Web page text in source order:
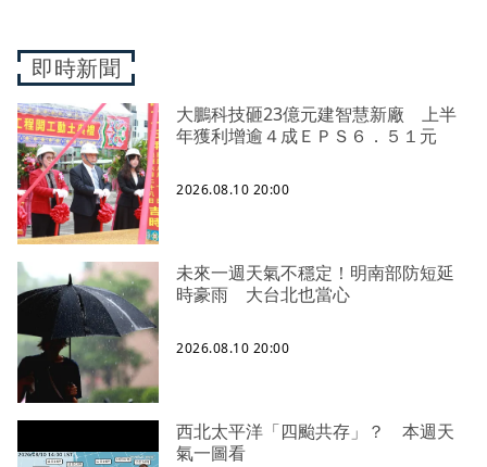
即時新聞
大鵬科技砸23億元建智慧新廠 上半
年獲利增逾４成ＥＰＳ６．５１元
2026.08.10 20:00
未來一週天氣不穩定！明南部防短延
時豪雨 大台北也當心
2026.08.10 20:00
西北太平洋「四颱共存」？ 本週天
氣一圖看